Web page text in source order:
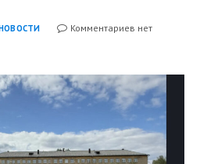
Комментариев нет